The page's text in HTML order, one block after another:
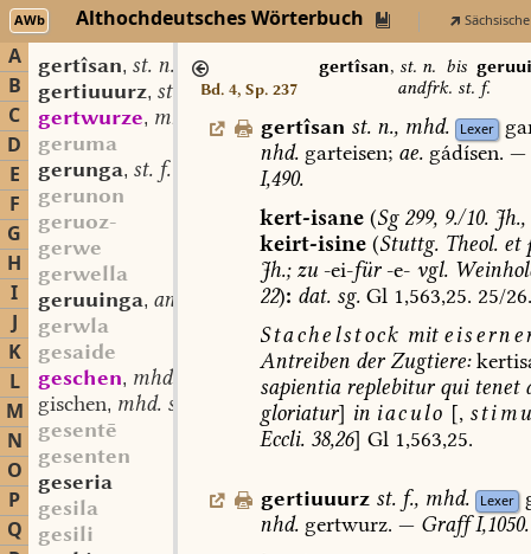
AWb Althochdeutsches Wörterbuch
A
B
C
D
E
F
G
H
I
J
K
L
M
N
O
P
Q
gertîsan, st. n.
gertiuuurz, st. f.
gertwurze, mhd. sw. f.
geruma
gerunga, st. f.
gerunon
geruoz-
gerwe
gerwella
geruuinga, andfrk. st. f.
gerwla
gesaide
geschen, mhd. st. n. (?)
gischen, mhd. st. n. (?)
gesentē
gesenten
geseria
gesila
gesili
Bd. 4, Sp. 237
gertîsan, st. n. bis
andfrk. st. f.
gertîsan st. n., mhd. Lexer
nhd.garteisen; ae. gádísen. —
I,490.
kert-isane(Sg299,9./10.Jh.,
keirt-isine(Stuttg.Theol.et
Jh.;zu-ei-für-e- vgl.
22): dat.sg.Gl1,563,25. 25/26.
Stachelstock mit
Antreiben derZugtiere:
sapientiareplebiturqui tenet
gloriatur] in iaculo [,
Eccli.38,26] Gl1,563,25.
gertiuuurz st. f., mhd. Lexer
nhd.gertwurz. — GraffI,1050.